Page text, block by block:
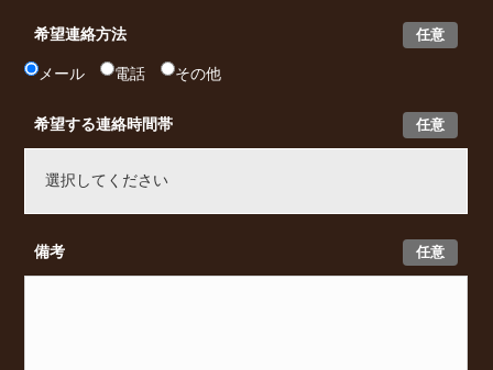
任意
希望連絡方法
メール 電話 その他
任意
希望する連絡時間帯
任意
備考